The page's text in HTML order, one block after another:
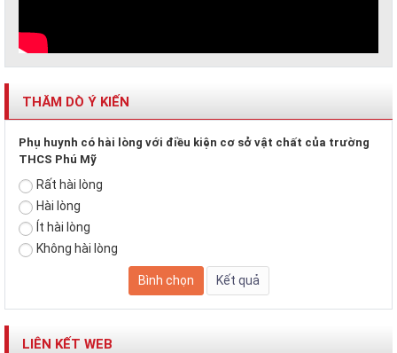
THĂM DÒ Ý KIẾN
Phụ huynh có hài lòng với điều kiện cơ sở vật chất của trường
THCS Phú Mỹ
Rất hài lòng
Hài lòng
Ít hài lòng
Không hài lòng
LIÊN KẾT WEB